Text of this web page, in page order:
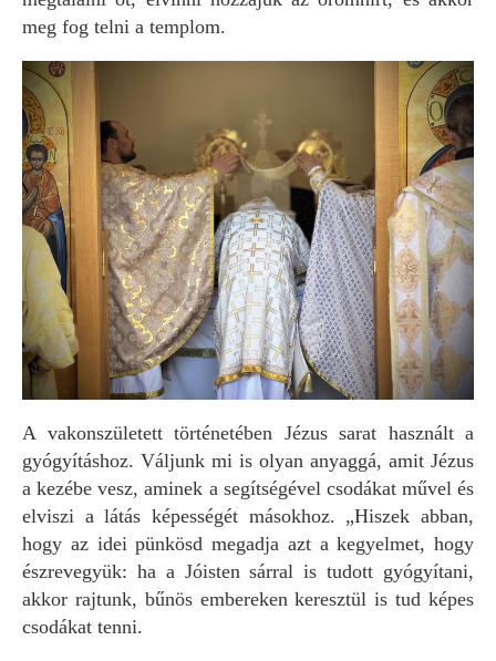
meg fog telni a templom.
A vakonszületett történetében Jézus sarat használt a
gyógyításhoz. Váljunk mi is olyan anyaggá, amit Jézus
a kezébe vesz, aminek a segítségével csodákat művel és
elviszi a látás képességét másokhoz. „Hiszek abban,
hogy az idei pünkösd megadja azt a kegyelmet, hogy
észrevegyük: ha a Jóisten sárral is tudott gyógyítani,
akkor rajtunk, bűnös embereken keresztül is tud képes
csodákat tenni.